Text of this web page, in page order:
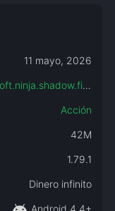
11 mayo, 2026
com.tohsoft.ninja.shadow.fighter
Acción
42M
1.79.1
Dinero infinito
Android 4.4+